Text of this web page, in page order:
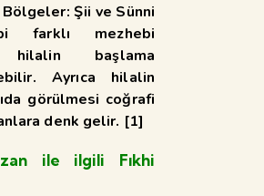
Bölgeler: Şii ve Sünni
farklı mezhebi
hilalin başlama
Ayrıca hilalin
görülmesi coğrafi
denk gelir. [1]
ile ilgili Fıkhi